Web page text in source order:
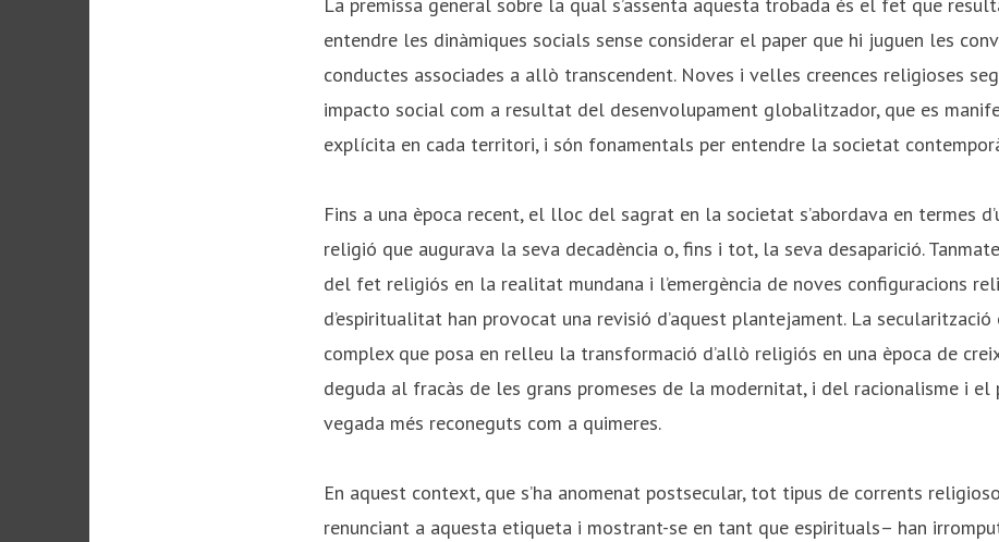
La premissa general sobre la qual s’assenta aquesta trobada és el fet que
entendre les dinàmiques socials sense considerar el paper que hi juguen les
conductes associades a allò transcendent. Noves i velles creences religioses
impacto social com a resultat del desenvolupament globalitzador, que es
explícita en cada territori, i són fonamentals per entendre la societat
Fins a una època recent, el lloc del sagrat en la societat s’abordava en termes
religió que augurava la seva decadència o, fins i tot, la seva desaparició.
del fet religiós en la realitat mundana i l’emergència de noves configuracions
d’espiritualitat han provocat una revisió d’aquest plantejament. La secularització
complex que posa en relleu la transformació d’allò religiós en una època de
deguda al fracàs de les grans promeses de la modernitat, i del racionalisme i el
vegada més reconeguts com a quimeres.
En aquest context, que s’ha anomenat postsecular, tot tipus de corrents
renunciant a aquesta etiqueta i mostrant-se en tant que espirituals– han